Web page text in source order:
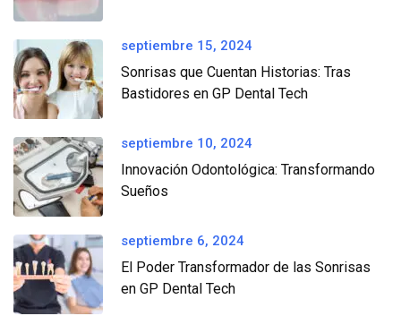
septiembre 15, 2024
Sonrisas que Cuentan Historias: Tras
Bastidores en GP Dental Tech
septiembre 10, 2024
Innovación Odontológica: Transformando
Sueños
septiembre 6, 2024
El Poder Transformador de las Sonrisas
en GP Dental Tech